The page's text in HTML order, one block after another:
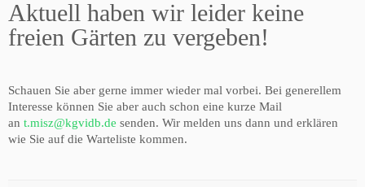
Aktuell haben wir leider keine
freien Gärten zu vergeben!
Schauen Sie aber gerne immer wieder mal vorbei. Bei generellem
Interesse können Sie aber auch schon eine kurze Mail
an t.misz@kgvidb.de senden. Wir melden uns dann und erklären
wie Sie auf die Warteliste kommen.